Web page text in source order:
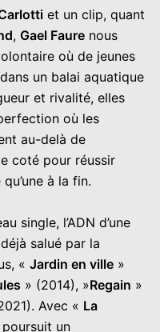
et un clip, quant
, Gael Faure nous
où de jeunes
un balai aquatique
et rivalité, elles
où les
au-delà de
coté pour réussir
à la fin.
single, l’ADN d’une
salué par la
« Jardin en ville »
» (2014), »Regain »
Avec « La
poursuit un